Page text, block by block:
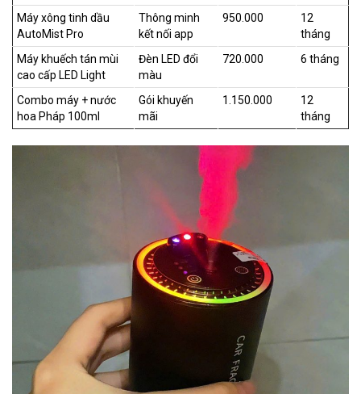
Máy xông tinh dầu
AutoMist Pro
Thông minh
kết nối app
950.000
12
tháng
Máy khuếch tán mùi
cao cấp LED Light
Đèn LED đổi
màu
720.000 6 tháng
Combo máy + nước
hoa Pháp 100ml
Gói khuyến
mãi
1.150.000
12
tháng